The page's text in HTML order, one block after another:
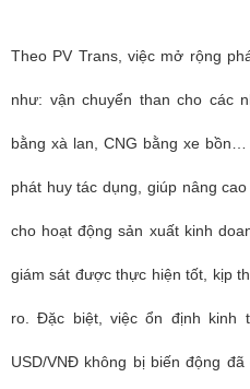
Theo PV Trans, việc mở rộng
như: vận chuyển than cho các
bằng xà lan, CNG bằng xe
phát huy tác dụng, giúp nâng
cho hoạt động sản xuất kinh
giám sát được thực hiện tốt, kịp
ro. Đặc biệt, việc ổn định kinh
USD/VNĐ không bị biến động